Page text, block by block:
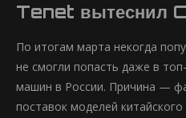
Tenet вытеснил
По итогам марта некогда
не смогли попасть даже в
машин в России. Причина —
поставок моделей